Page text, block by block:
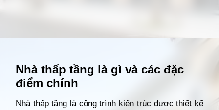
Nhà thấp tầng là gì và các đặc
điểm chính
Nhà thấp tầng là công trình kiến trúc được thiết kế